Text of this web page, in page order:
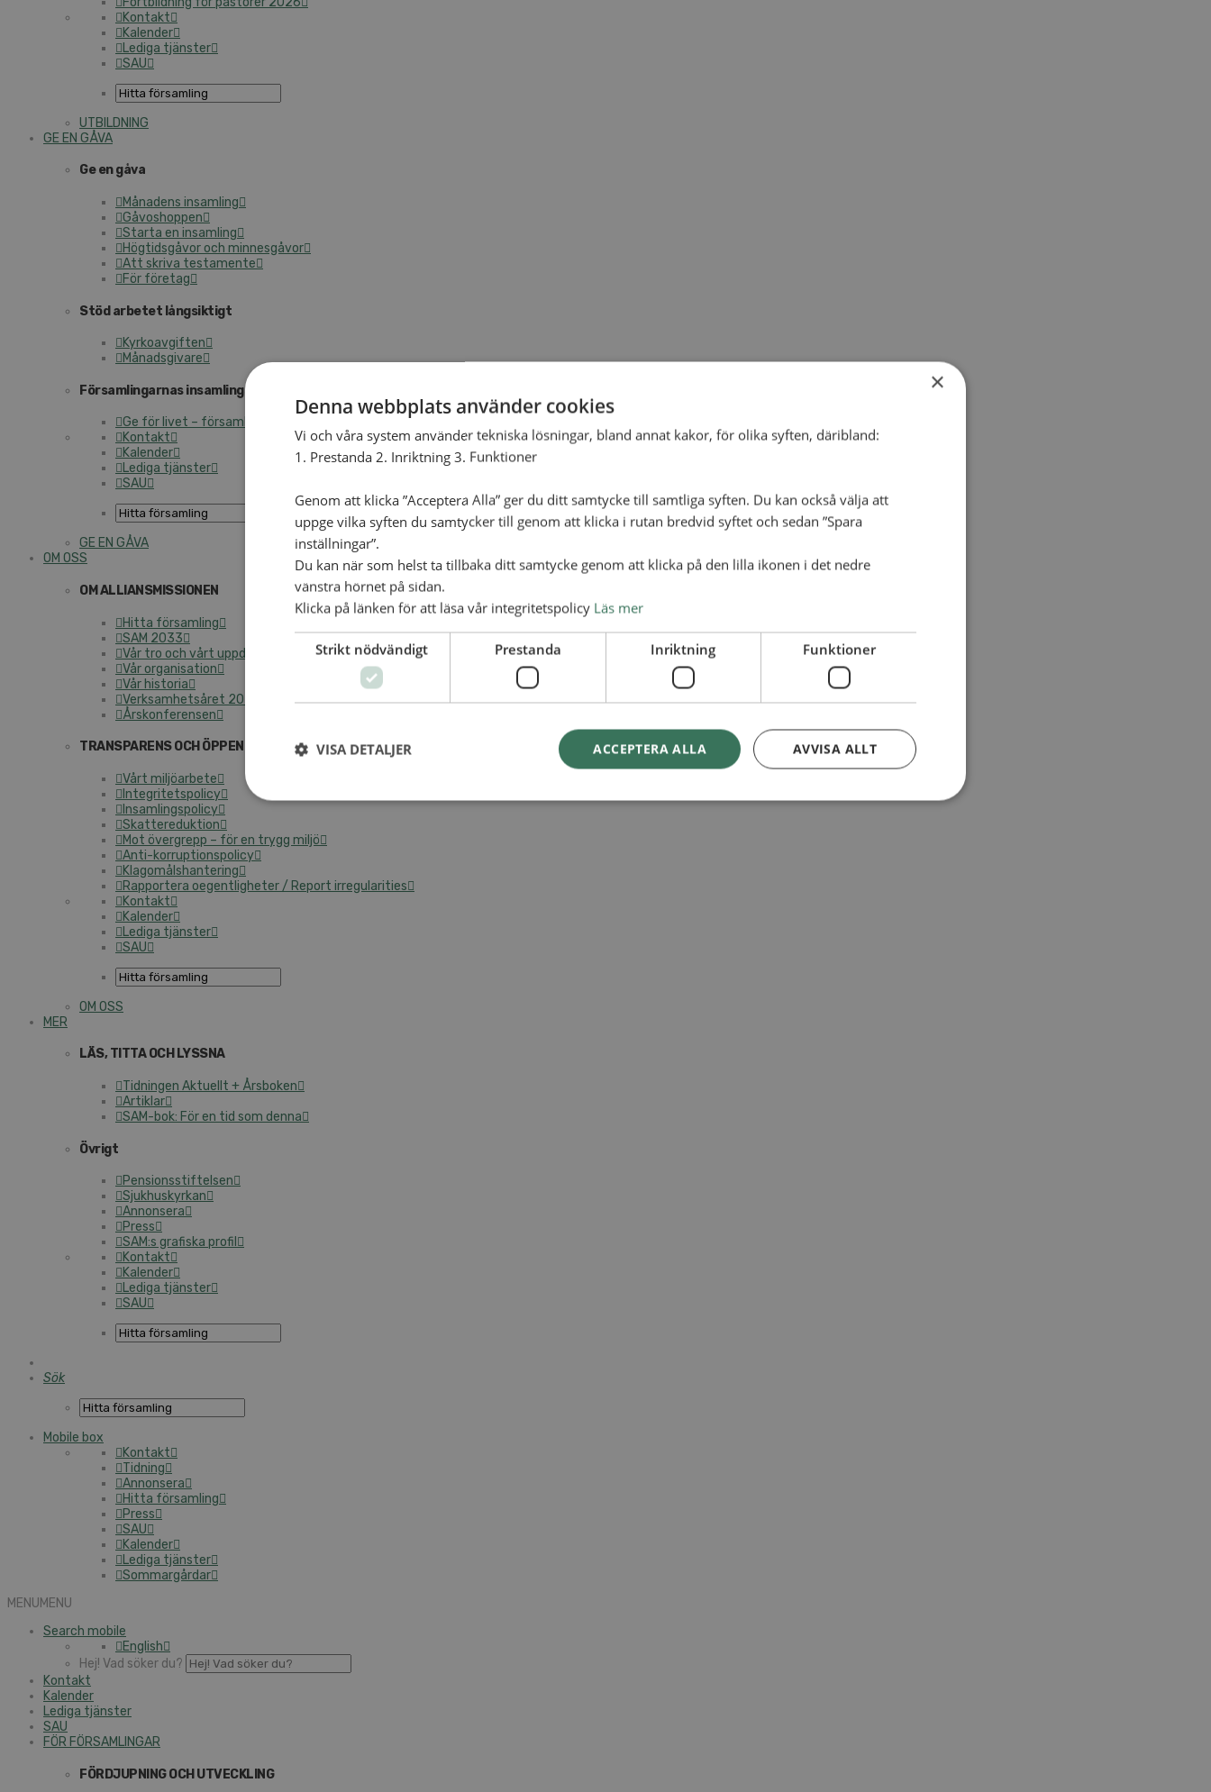
Kontakt
Kalender
Lediga tjänster
SAU
UTBILDNING
GE EN GÅVA
Ge en gåva
Månadens insamling
Gåvoshoppen
Starta en insamling
Högtidsgåvor och minnesgåvor
Att skriva testamente
För företag
Stöd arbetet långsiktigt
Kyrkoavgiften
Månadsgivare
Församlingarnas insamlingsarbete
Ge för livet – församlingens insamling
Kontakt
Kalender
Lediga tjänster
SAU
GE EN GÅVA
OM OSS
OM ALLIANSMISSIONEN
Hitta församling
SAM 2033
Vår tro och vårt uppdrag
Vår organisation
Vår historia
Verksamhetsåret 2025
Årskonferensen
TRANSPARENS OCH ÖPPENHET
Vårt miljöarbete
Integritetspolicy
Insamlingspolicy
Skattereduktion
Mot övergrepp – för en trygg miljö
Anti-korruptionspolicy
Klagomålshantering
Rapportera oegentligheter / Report irregularities
Kontakt
Kalender
Lediga tjänster
SAU
OM OSS
MER
LÄS, TITTA OCH LYSSNA
Tidningen Aktuellt + Årsboken
Artiklar
SAM-bok: För en tid som denna
Övrigt
Pensionsstiftelsen
Sjukhuskyrkan
Annonsera
Press
SAM:s grafiska profil
Kontakt
Kalender
Lediga tjänster
SAU
Sök
Mobile box
Kontakt
Tidning
Annonsera
Hitta församling
Press
SAU
Kalender
Lediga tjänster
Sommargårdar
MENUMENU
Search mobile
English
Hej! Vad söker du?
Kontakt
Kalender
Lediga tjänster
SAU
FÖR FÖRSAMLINGAR
FÖRDJUPNING OCH UTVECKLING
×
Denna webbplats använder cookies
Vi och våra system använder tekniska lösningar, bland annat kakor, för olika syften, däribland:
1. Prestanda 2. Inriktning 3. Funktioner
Genom att klicka ”Acceptera Alla” ger du ditt samtycke till samtliga syften. Du kan också välja att
uppge vilka syften du samtycker till genom att klicka i rutan bredvid syftet och sedan ”Spara
inställningar”.
Du kan när som helst ta tillbaka ditt samtycke genom att klicka på den lilla ikonen i det nedre
vänstra hörnet på sidan.
Klicka på länken för att läsa vår integritetspolicy Läs mer
Strikt nödvändigt Prestanda Inriktning Funktioner
ACCEPTERA ALLA AVVISA ALLT
VISA DETALJER